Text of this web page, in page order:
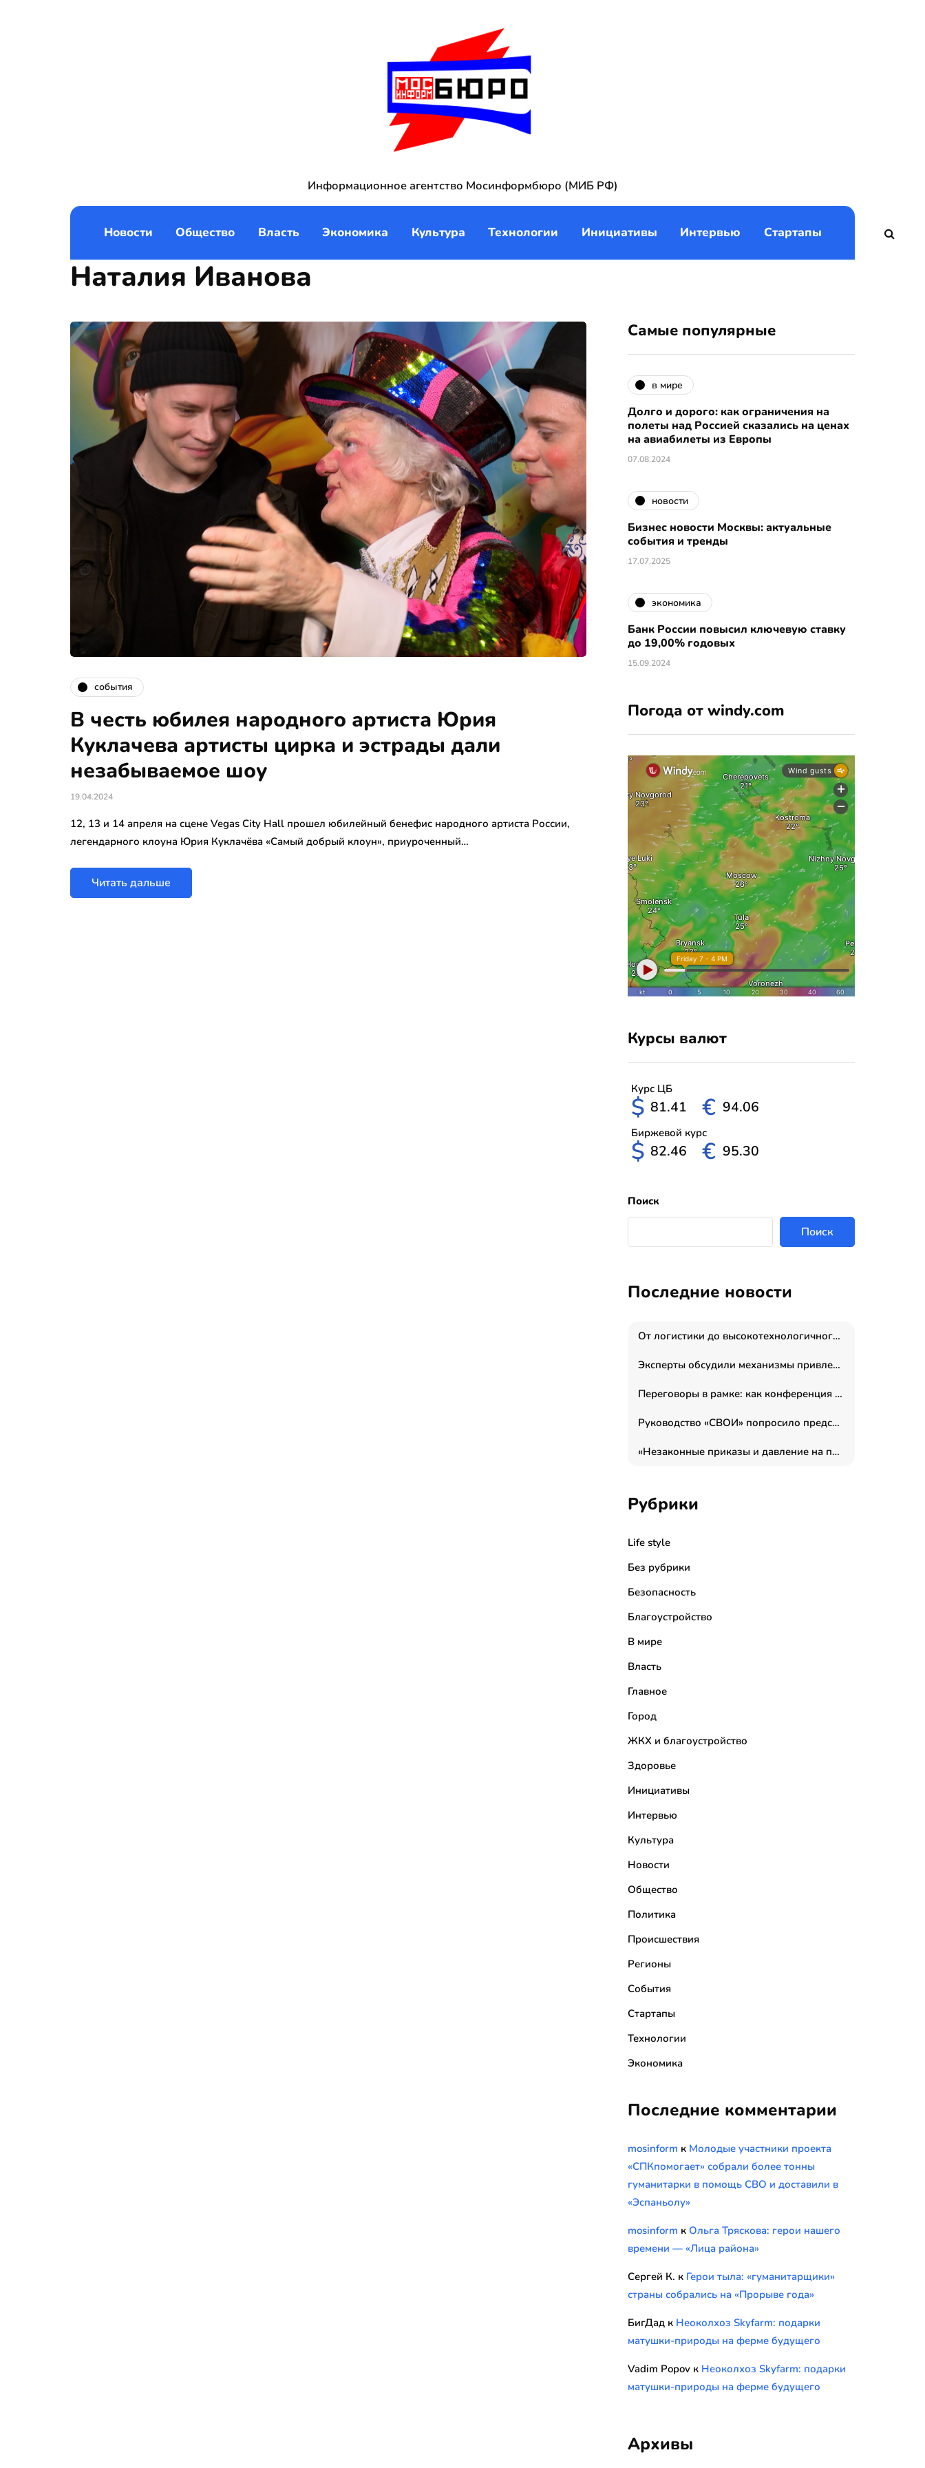
Информационное агентство Мосинформбюро (МИБ РФ)
Новости Общество Власть Экономика Культура Технологии Инициативы Интервью Стартапы
Наталия Иванова
события
В честь юбилея народного артиста Юрия
Куклачева артисты цирка и эстрады дали
незабываемое шоу
19.04.2024
12, 13 и 14 апреля на сцене Vegas City Hall прошел юбилейный бенефис народного артиста России,
легендарного клоуна Юрия Куклачёва «Самый добрый клоун», приуроченный…
Читать дальше
Самые популярные
в мире
Долго и дорого: как ограничения на
полеты над Россией сказались на ценах
на авиабилеты из Европы
07.08.2024
новости
Бизнес новости Москвы: актуальные
события и тренды
17.07.2025
экономика
Банк России повысил ключевую ставку
до 19,00% годовых
15.09.2024
Погода от windy.com
Курсы валют
Курс ЦБ
$ 81.41 € 94.06
Биржевой курс
$ 82.46 € 95.30
Поиск
Поиск
Последние новости
От логистики до высокотехнологичного производства: как основатель “гагаринга” выстраивает экосистему безопасности и гражданских БПЛА
Эксперты обсудили механизмы привлечения молодых специалистов в промышленные города
Переговоры в рамке: как конференция «Бизнес как искусство» переформатирует деловой этикет в стенах ТПП РФ
Руководство «СВОИ» попросило председателя СКР дать правовую оценку обысков в тыловом штабе
«Незаконные приказы и давление на полицию»: Эрнеста Султанова задержали у посольства Израиля во время одиночного пикета
Рубрики
Life style
Без рубрики
Безопасность
Благоустройство
В мире
Власть
Главное
Город
ЖКХ и благоустройство
Здоровье
Инициативы
Интервью
Культура
Новости
Общество
Политика
Происшествия
Регионы
События
Стартапы
Технологии
Экономика
Последние комментарии
mosinform к Молодые участники проекта
«СПКпомогает» собрали более тонны
гуманитарки в помощь СВО и доставили в
«Эспаньолу»
mosinform к Ольга Тряскова: герои нашего
времени — «Лица района»
Сергей К. к Герои тыла: «гуманитарщики»
страны собрались на «Прорыве года»
БигДад к Неоколхоз Skyfarm: подарки
матушки-природы на ферме будущего
Vadim Popov к Неоколхоз Skyfarm: подарки
матушки-природы на ферме будущего
Архивы